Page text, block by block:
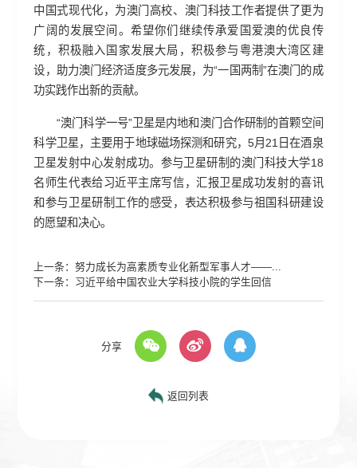
中国式现代化，为澳门高校、澳门科技工作者提供了更为
广阔的发展空间。希望你们继续传承爱国爱澳的优良传
统，积极融入国家发展大局，积极参与粤港澳大湾区建
设，助力澳门经济适度多元发展，为“一国两制”在澳门的成
功实践作出新的贡献。
“澳门科学一号”卫星是内地和澳门合作研制的首颗空间
科学卫星，主要用于地球磁场探测和研究，5月21日在酒泉
卫星发射中心发射成功。参与卫星研制的澳门科技大学18
名师生代表给习近平主席写信，汇报卫星成功发射的喜讯
和参与卫星研制工作的感受，表达积极参与祖国科研建设
的愿望和决心。
上一条：努力成长为高素质专业化新型军事人才——...
下一条： 习近平给中国农业大学科技小院的学生回信
分享
返回列表